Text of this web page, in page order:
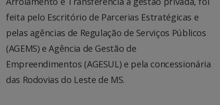
feita pelo Escritório de Parcerias Estratégicas e
pelas agências de Regulação de Serviços Públicos
(AGEMS) e Agência de Gestão de
Empreendimentos (AGESUL) e pela concessionária
das Rodovias do Leste de MS.